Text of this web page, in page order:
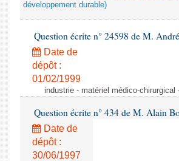
développement durable)
Question écrite n° 24598 de M.
Date de
dépôt :
01/02/1999
industrie - matériel médico-
Question écrite n° 434 de M. Alain
Date de
dépôt :
30/06/1997